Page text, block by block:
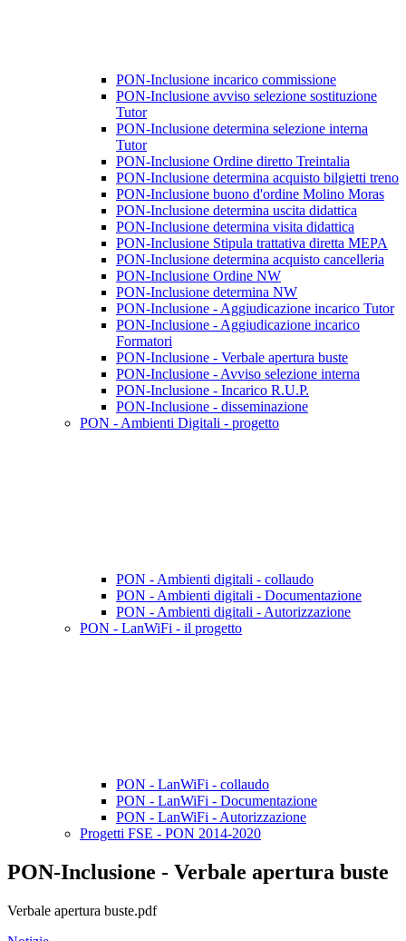
PON-Inclusione incarico commissione
PON-Inclusione avviso selezione sostituzione
Tutor
PON-Inclusione determina selezione interna
Tutor
PON-Inclusione Ordine diretto Treintalia
PON-Inclusione determina acquisto bilgietti treno
PON-Inclusione buono d'ordine Molino Moras
PON-Inclusione determina uscita didattica
PON-Inclusione determina visita didattica
PON-Inclusione Stipula trattativa diretta MEPA
PON-Inclusione determina acquisto cancelleria
PON-Inclusione Ordine NW
PON-Inclusione determina NW
PON-Inclusione - Aggiudicazione incarico Tutor
PON-Inclusione - Aggiudicazione incarico
Formatori
PON-Inclusione - Verbale apertura buste
PON-Inclusione - Avviso selezione interna
PON-Inclusione - Incarico R.U.P.
PON-Inclusione - disseminazione
PON - Ambienti Digitali - progetto
PON - Ambienti digitali - collaudo
PON - Ambienti digitali - Documentazione
PON - Ambienti digitali - Autorizzazione
PON - LanWiFi - il progetto
PON - LanWiFi - collaudo
PON - LanWiFi - Documentazione
PON - LanWiFi - Autorizzazione
Progetti FSE - PON 2014-2020
PON-Inclusione - Verbale apertura buste
Verbale apertura buste.pdf